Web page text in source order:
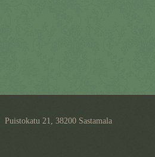
Puistokatu 21, 38200 Sastamala